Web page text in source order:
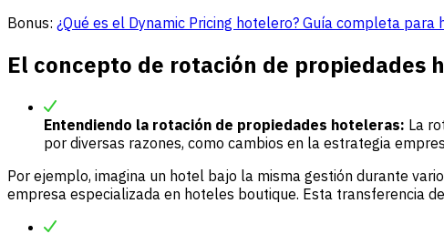
Bonus: ¿Qué es el Dynamic Pricing hotelero? Guía completa
El concepto de rotación de propiedades
Entendiendo la rotación de propiedades hoteleras: La
por diversas razones, como cambios en la estrategia
Por ejemplo, imagina un hotel bajo la misma gestión durante
empresa especializada en hoteles boutique. Esta transferencia